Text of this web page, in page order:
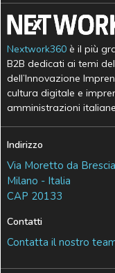
Nextwork360 è il più
B2B dedicati ai temi
dell’Innovazione
cultura digitale e
amministrazioni
Indirizzo
Via Moretto da
Milano - Italia
CAP 20133
Contatti
Contatta il nostro